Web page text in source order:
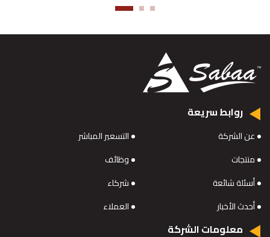
روابط سريعة
عن الشركة
التسعير المباشر
منتجات
وظائف
أسئلة شائعة
شركاء
أحدث الأخبار
العملاء
معلومات الشركة